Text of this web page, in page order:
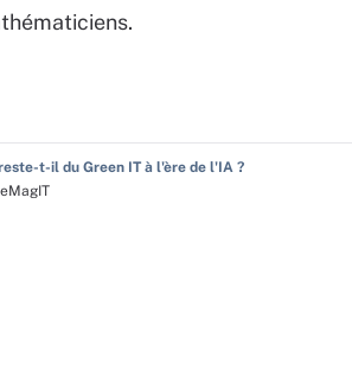
t-il du Green IT à l'ère de l'IA ?